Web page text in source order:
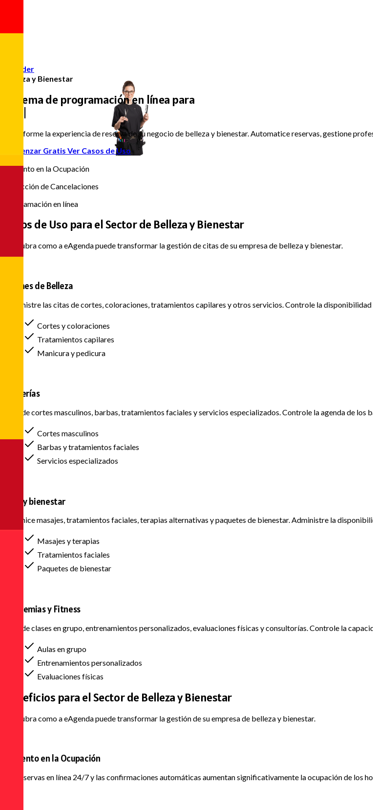
Acceder
Belleza y Bienestar
Sistema de programación en línea para
SPAs y biene
Transforme la experiencia de reserva de su negocio de belleza y bienestar. Automatice reservas, gestione
Comenzar Gratis Ver Casos de Uso
Aumento en la Ocupación
Reducción de Cancelaciones
Programación en línea
Casos de Uso para elSector de Belleza y Bienestar
Descubra como a eAgenda puede transformar la gestión de citas de su empresa de belleza y bienestar.
Salones de Belleza
Administre las citas de cortes, coloraciones, tratamientos capilares y otros servicios. Controle la
Cortes y coloraciones
Tratamientos capilares
Manicura y pedicura
Barberías
Agende cortes masculinos, barbas, tratamientos faciales y servicios especializados. Controle la agenda de los
Cortes masculinos
Barbas y tratamientos faciales
Servicios especializados
SPAs y bienestar
Organice masajes, tratamientos faciales, terapias alternativas y paquetes de bienestar. Administre la
Masajes y terapias
Tratamientos faciales
Paquetes de bienestar
Academias y Fitness
Agende clases en grupo, entrenamientos personalizados, evaluaciones físicas y consultorías. Controle la
Aulas en grupo
Entrenamientos personalizados
Evaluaciones físicas
Beneficios para elSector de Belleza y Bienestar
Descubra como a eAgenda puede transformar la gestión de su empresa de belleza y bienestar.
Aumento en la Ocupación
Las reservas en línea 24/7 y las confirmaciones automáticas aumentan significativamente la ocupación de los